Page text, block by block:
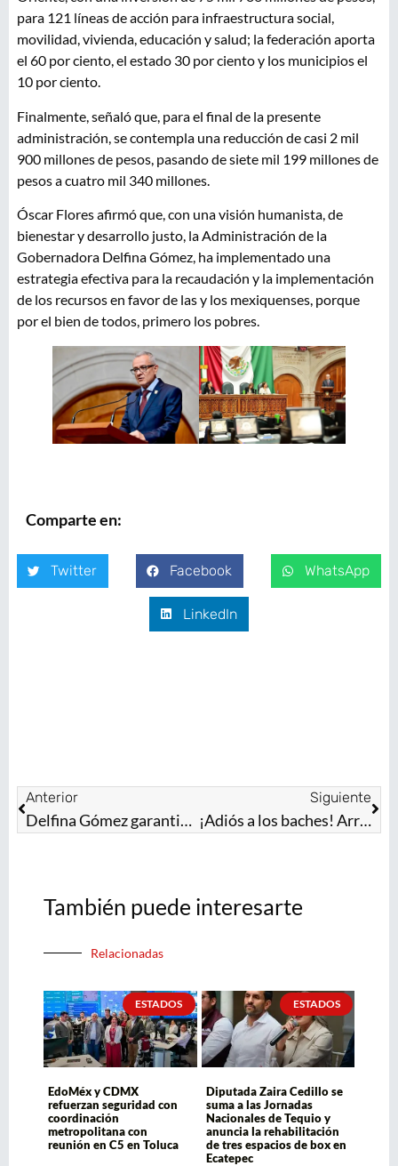
para 121 líneas de acción para infraestructura social,
movilidad, vivienda, educación y salud; la federación aporta
el 60 por ciento, el estado 30 por ciento y los municipios el
10 por ciento.
Finalmente, señaló que, para el final de la presente
administración, se contempla una reducción de casi 2 mil
900 millones de pesos, pasando de siete mil 199 millones de
pesos a cuatro mil 340 millones.
Óscar Flores afirmó que, con una visión humanista, de
bienestar y desarrollo justo, la Administración de la
Gobernadora Delfina Gómez, ha implementado una
estrategia efectiva para la recaudación y la implementación
de los recursos en favor de las y los mexiquenses, porque
por el bien de todos, primero los pobres.
Comparte en:
Twitter Facebook WhatsApp
LinkedIn
Anterior
Delfina Gómez garantiza derechos de la niñez: ‘Territorios de Justicia’ llegan a colonias del Edoméx
Siguiente
¡Adiós a los baches! Arranca proyecto de inversión en carreteras y vialidades del Edomex, asegura Horacio Duarte
También puede interesarte
Relacionadas
ESTADOS
EdoMéx y CDMX
refuerzan seguridad con
coordinación
metropolitana con
reunión en C5 en Toluca
ESTADOS
Diputada Zaira Cedillo se
suma a las Jornadas
Nacionales de Tequio y
anuncia la rehabilitación
de tres espacios de box en
Ecatepec